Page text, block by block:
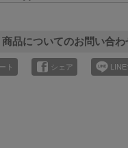
商品についてのお問い合わ
ト シェア